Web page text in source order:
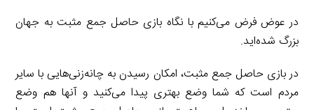
در عوض فرض می‌کنیم با نگاه بازی حاصل جمع مثبت به جهان
بزرگ شده‌اید.
در بازی حاصل جمع مثبت، امکان رسیدن به چانه‌زنی‌هایی با سایر
مردم است که شما وضع بهتری پیدا می‌کنید و آنها هم وضع